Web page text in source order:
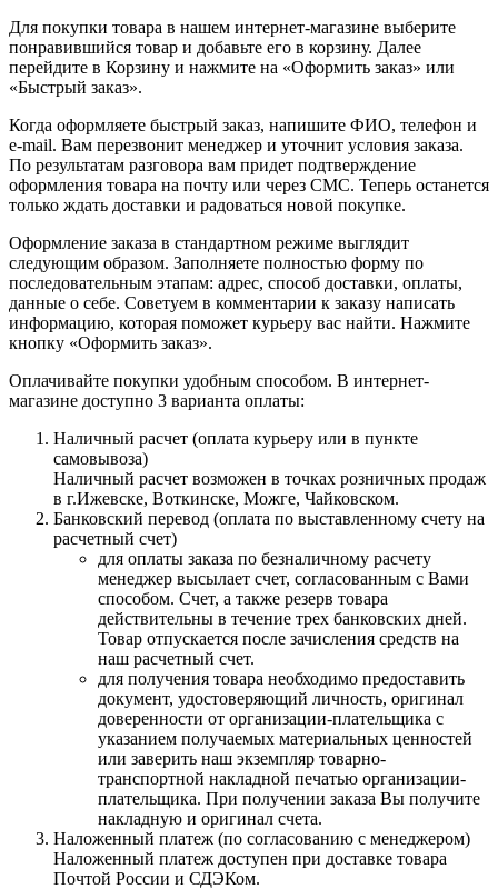
Для покупки товара в нашем интернет-магазине выберите
понравившийся товар и добавьте его в корзину. Далее
перейдите в Корзину и нажмите на «Оформить заказ» или
«Быстрый заказ».
Когда оформляете быстрый заказ, напишите ФИО, телефон и
e-mail. Вам перезвонит менеджер и уточнит условия заказа.
По результатам разговора вам придет подтверждение
оформления товара на почту или через СМС. Теперь останется
только ждать доставки и радоваться новой покупке.
Оформление заказа в стандартном режиме выглядит
следующим образом. Заполняете полностью форму по
последовательным этапам: адрес, способ доставки, оплаты,
данные о себе. Советуем в комментарии к заказу написать
информацию, которая поможет курьеру вас найти. Нажмите
кнопку «Оформить заказ».
Оплачивайте покупки удобным способом. В интернет-
магазине доступно 3 варианта оплаты:
Наличный расчет (оплата курьеру или в пункте
самовывоза)
Наличный расчет возможен в точках розничных продаж
в г.Ижевске, Воткинске, Можге, Чайковском.
Банковский перевод (оплата по выставленному счету на
расчетный счет)
для оплаты заказа по безналичному расчету
менеджер высылает счет, согласованным с Вами
способом. Счет, а также резерв товара
действительны в течение трех банковских дней.
Товар отпускается после зачисления средств на
наш расчетный счет.
для получения товара необходимо предоставить
документ, удостоверяющий личность, оригинал
доверенности от организации-плательщика с
указанием получаемых материальных ценностей
или заверить наш экземпляр товарно-
транспортной накладной печатью организации-
плательщика. При получении заказа Вы получите
накладную и оригинал счета.
Наложенный платеж (по согласованию с менеджером)
Наложенный платеж доступен при доставке товара
Почтой России и СДЭКом.